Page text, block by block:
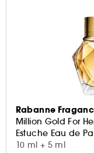
Rabanne
Million Gold For
Estuche Eau de
10 ml + 5 ml